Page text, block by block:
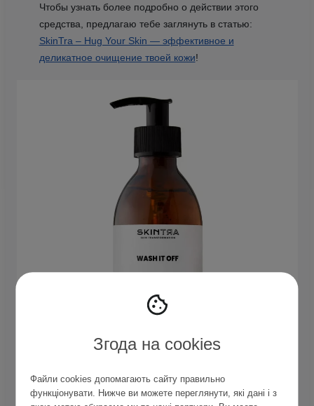
Згода на cookies
Файли cookies допомагають сайту правильно
функціонувати. Нижче ви можете переглянути, які дані і з
Чтобы узнать более подробно о действии этого
средства, предлагаю тебе заглянуть в статью:
SkinTra – Hug Your Skin — эффективное и
деликатное очищение твоей кожи!
SkinTra – Wash It Off – Гель для
умывания лица с глюкозидами